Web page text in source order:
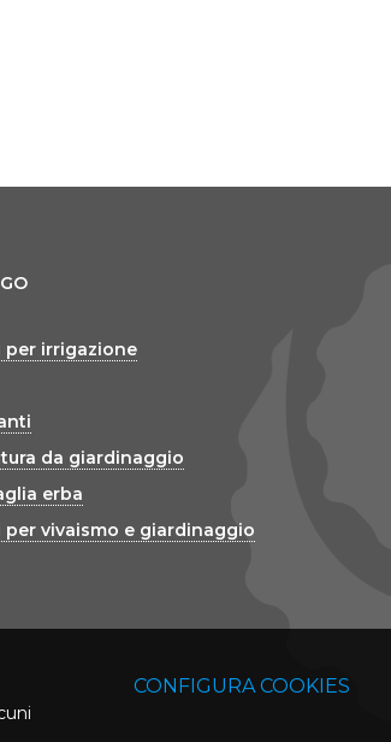
per irrigazione
da giardinaggio
erba
vivaismo e giardinaggio
CONFIGURA COOKIES